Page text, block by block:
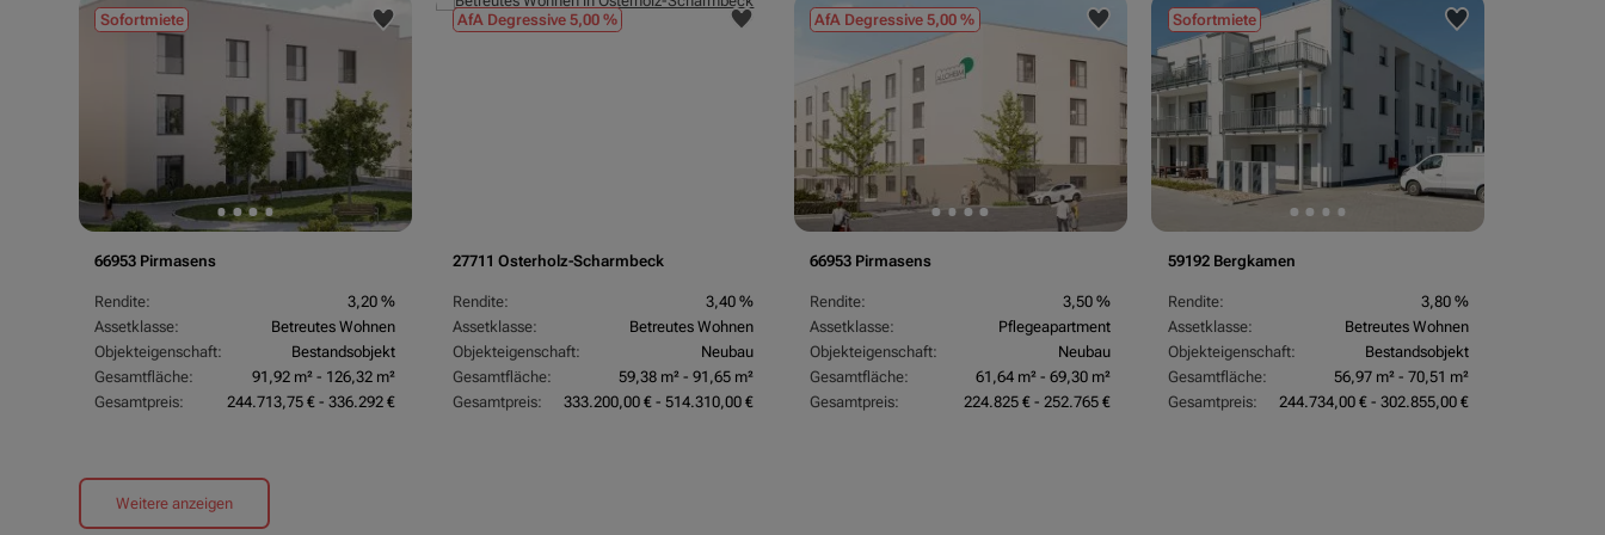
Sofortmiete
66953 Pirmasens
Rendite:
3,20 %
Assetklasse:
Betreutes Wohnen
Objekteigenschaft:
Bestandsobjekt
Gesamtfläche:
91,92 m² - 126,32 m²
Gesamtpreis:
244.713,75 € - 336.292 €
AfA Degressive 5,00 %
27711 Osterholz-Scharmbeck
Rendite:
3,40 %
Assetklasse:
Betreutes Wohnen
Objekteigenschaft:
Neubau
Gesamtfläche:
59,38 m² - 91,65 m²
Gesamtpreis:
333.200,00 € - 514.310,00 €
AfA Degressive 5,00 %
66953 Pirmasens
Rendite:
3,50 %
Assetklasse:
Pflegeapartment
Objekteigenschaft:
Neubau
Gesamtfläche:
61,64 m² - 69,30 m²
Gesamtpreis:
224.825 € - 252.765 €
Sofortmiete
59192 Bergkamen
Rendite:
3,80 %
Assetklasse:
Betreutes Wohnen
Objekteigenschaft:
Bestandsobjekt
Gesamtfläche:
56,97 m² - 70,51 m²
Gesamtpreis:
244.734,00 € - 302.855,00 €
Weitere anzeigen